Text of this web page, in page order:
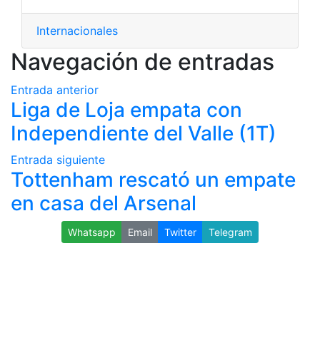
Internacionales
Navegación de entradas
Entrada anterior
Liga de Loja empata con
Independiente del Valle (1T)
Entrada siguiente
Tottenham rescató un empate
en casa del Arsenal
Whatsapp Email Twitter Telegram